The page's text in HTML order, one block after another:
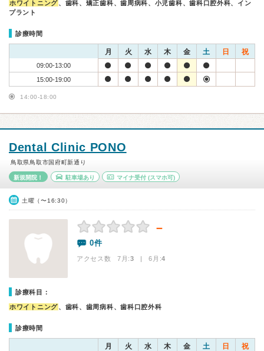
ホワイトニング、歯科、矯正歯科、歯周病科、小児歯科、歯科口腔外科、イン
プラント
診療時間
月 火 水 木 金 土 日 祝
09:00-13:00
15:00-19:00
14:00-18:00
Dental Clinic PONO
鳥取県鳥取市国府町新通り
新規開院！ 駐車場あり マイナ受付 (スマホ可)
土曜（〜16:30）
－
0件
アクセス数 7月:3 | 6月:4
診療科目：
ホワイトニング、歯科、歯周病科、歯科口腔外科
診療時間
月 火 水 木 金 土 日 祝